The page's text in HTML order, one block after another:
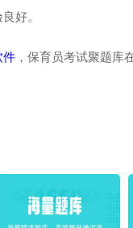
好。
件 ，保育员考试聚题库